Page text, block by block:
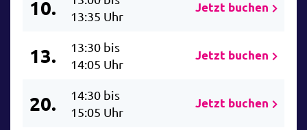
10.
13:35 Uhr
Jetzt buchen
13.
13:30 bis
14:05 Uhr
Jetzt buchen
20.
14:30 bis
15:05 Uhr
Jetzt buchen